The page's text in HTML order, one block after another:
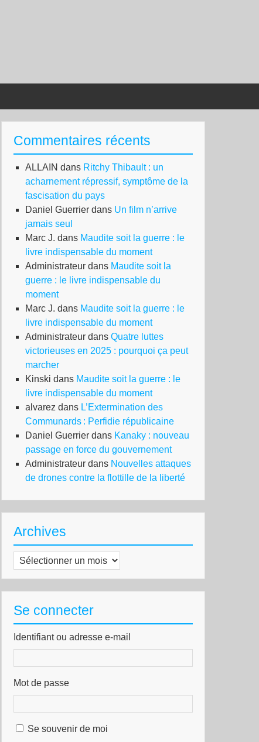
Commentaires récents
ALLAIN dans Ritchy Thibault : un
acharnement répressif, symptôme de la
fascisation du pays
Daniel Guerrier dans Un film n’arrive
jamais seul
Marc J. dans Maudite soit la guerre : le
livre indispensable du moment
Administrateur dans Maudite soit la
guerre : le livre indispensable du
moment
Marc J. dans Maudite soit la guerre : le
livre indispensable du moment
Administrateur dans Quatre luttes
victorieuses en 2025 : pourquoi ça peut
marcher
Kinski dans Maudite soit la guerre : le
livre indispensable du moment
alvarez dans L’Extermination des
Communards : Perfidie républicaine
Daniel Guerrier dans Kanaky : nouveau
passage en force du gouvernement
Administrateur dans Nouvelles attaques
de drones contre la flottille de la liberté
Archives
Archives
Se connecter
Identifiant ou adresse e-mail
Mot de passe
Se souvenir de moi